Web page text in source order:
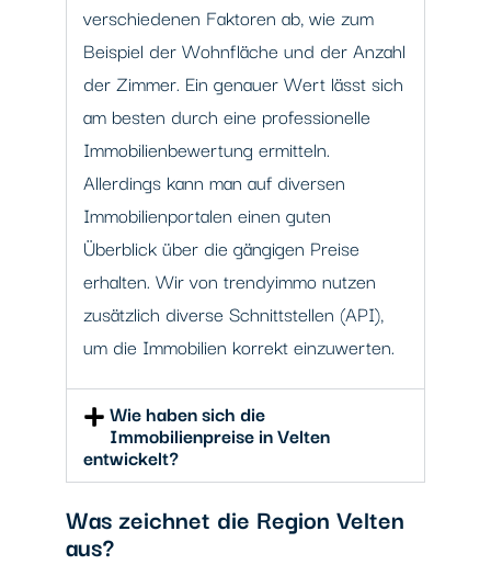
verschiedenen Faktoren ab, wie zum
Beispiel der Wohnfläche und der Anzahl
der Zimmer. Ein genauer Wert lässt sich
am besten durch eine professionelle
Immobilienbewertung ermitteln.
Allerdings kann man auf diversen
Immobilienportalen einen guten
Überblick über die gängigen Preise
erhalten. Wir von trendyimmo nutzen
zusätzlich diverse Schnittstellen (API),
um die Immobilien korrekt einzuwerten.
Wie haben sich die
Immobilienpreise in Velten
entwickelt?
Was zeichnet die Region Velten
aus?